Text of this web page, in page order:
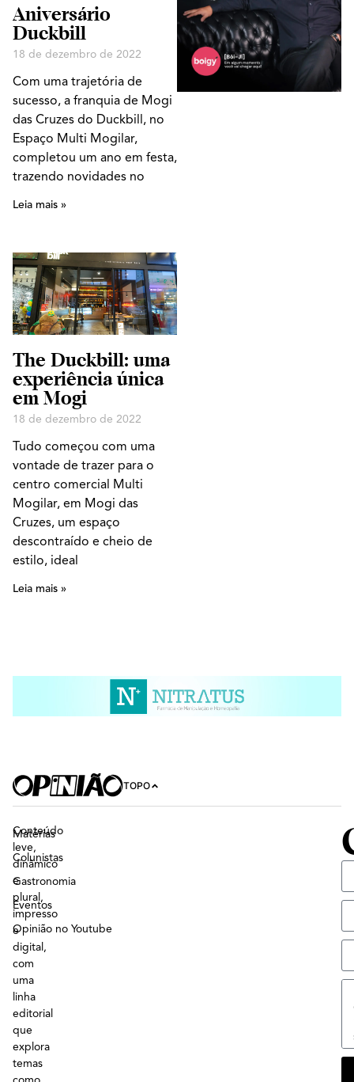
Aniversário
Duckbill
18 de dezembro de 2022
Com uma trajetória de
sucesso, a franquia de Mogi
das Cruzes do Duckbill, no
Espaço Multi Mogilar,
completou um ano em festa,
trazendo novidades no
Leia mais »
The Duckbill: uma
experiência única
em Mogi
18 de dezembro de 2022
Tudo começou com uma
vontade de trazer para o
centro comercial Multi
Mogilar, em Mogi das
Cruzes, um espaço
descontraído e cheio de
estilo, ideal
Leia mais »
TOPO
Conteúdo
leve,
dinâmico
e
plural,
impresso
e
digital,
com
uma
linha
editorial
que
explora
temas
Matérias
Colunistas
Gastronomia
Eventos
Opinião no Youtube